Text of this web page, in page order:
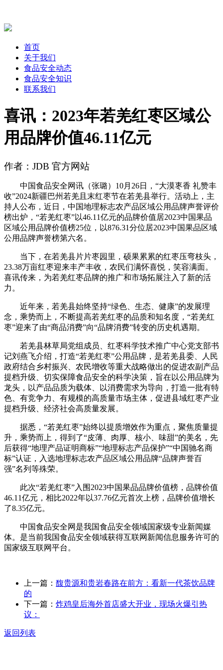
首页
关于我们
食品安全动态
食品安全知识
联系我们
喜讯：2023年若羌红枣区域公
用品牌价值46.11亿元
作者：JDB 官方网站
中国食品安全网讯（张璐）10月26日，“大漠栆香 礼赞丰
收”2024新疆巴州若羌且末红枣节在若羌县举行。活动上，主
持人公布，近日，中国地理标志农产品区域公用品牌声誉评价
榜出炉，“若羌红枣”以46.11亿元的品牌价值居2023中国果品
区域公用品牌价值榜25位，以876.31分位居2023中国果品区域
公用品牌声誉榜第六名。
当下，在若羌县片片枣园里，硕果累累的红枣压弯枝头，
23.38万亩红枣迎来丰产丰收，农民们满怀喜悦，笑容满面。
喜讯传来，为若羌红枣品牌的推广和市场拓展注入了新的活
力。
近年来，若羌县始终坚持“绿色、生态、健康”的发展理
念，乘势而上，不断提高若羌红枣的品质和知名度，“若羌红
枣”迎来了由“商品消费”向“品牌消费”转变的历史机遇期。
若羌县林草局党组成员、红枣科学技术推广中心党支部书
记刘燕飞介绍，打造“若羌红枣”公用品牌，是若羌县委、人民
政府结合乡村振兴、农民增收等重大战略做出的促进农副产品
提档升级、切实保障食品安全的科学决策，旨在以公用品牌为
龙头，以产品品质为载体、以消费需求为导向，打造一批有特
色、有竞争力、有规模的高质量市场主体，促进县域红枣产业
提档升级、经济社会高质量发展。
据悉，“若羌红枣”始终以提质增效作为重点，聚焦质量提
升，乘势而上，得到了“皮薄、肉厚、核小、味甜”的美名，先
后获得“地理产品证明商标”“地理标志产品保护”“中国驰名商
标”认证，入选地理标志农产品区域公用品牌“品牌声誉百
强”名列等殊荣。
此次“若羌红枣”入围2023中国果品品牌价值榜，品牌价值
46.11亿元，相比2022年以37.76亿元首次上榜，品牌价值增长
了8.35亿元。
中国食品安全网是我国食品安全领域国家级专业新闻媒
体。是当前我国食品安全领域获得互联网新闻信息服务许可的
国家级互联网平台。
上一篇： 馥贵源和贵岩春路在前方：看新一代茶饮品牌
的
下一篇： 炸鸡皇后海外首店盛大开业，现场火爆引热
议：
返回列表